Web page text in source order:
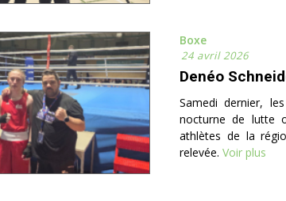
Boxe
24 avril 2026
Denéo
Samedi dernier,
nocturne de lutte
athlètes de la
relevée. Voir plus